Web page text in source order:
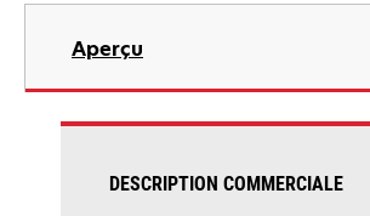
Aperçu
DESCRIPTION COMMERCIALE